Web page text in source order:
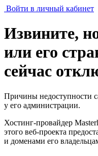
Войти в личный кабинет
Извините,
или его
сейчас
Причины недоступности
у его администрации.
Хостинг-провайдер
этого веб-проекта
и доменами его